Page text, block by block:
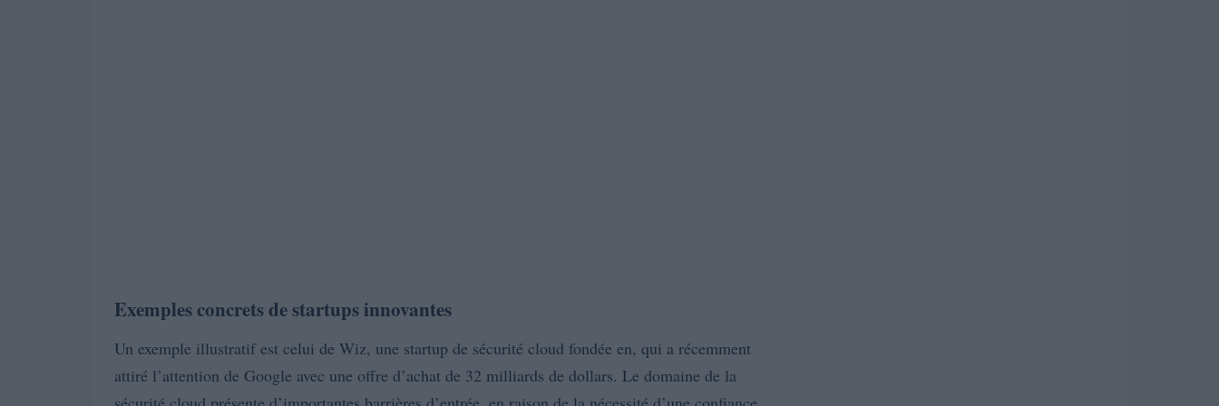
Exemples concrets de startups innovantes
Un exemple illustratif est celui de Wiz, une startup de sécurité cloud fondée en, qui a récemment
attiré l’attention de Google avec une offre d’achat de 32 milliards de dollars. Le domaine de la